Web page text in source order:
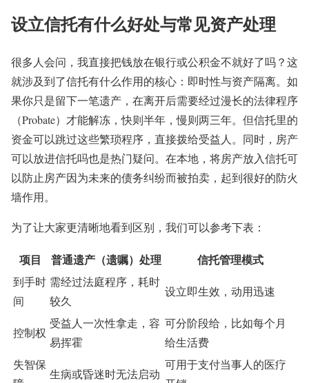
设立信托有什么好处与常见资产处理
很多人会问，我直接把钱放在银行或公积金不就好了吗？这
就涉及到了信托有什么作用的核心：即时性与资产隔离。如
果你只是留下一笔遗产，在离开后需要经过漫长的法律程序
（Probate）才能解冻，快则半年，慢则两三年。但信托里的
资金可以跳过这些繁琐程序，直接拨给受益人。同时，房产
可以放进信托吗也是热门疑问。在本地，将房产放入信托可
以防止房产因为未来的债务纠纷而被拍卖，起到很好的防火
墙作用。
为了让大家更清晰地看到区别，我们可以参考下表：
项目 普通遗产（遗嘱）处理 信托管理模式
到手时
间
需经过法庭程序，耗时
较久
设立即生效，动用迅速
控制权
受益人一次性拿走，容
易挥霍
可分阶段给，比如每个月
给生活费
失智保
生病或昏迷时无法启动
可用于支付当事人的医疗